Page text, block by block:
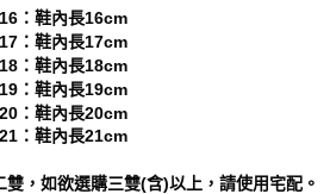
使用他人資訊註冊。若發現惡意使用之情形，
停止該用戶之使用額度並採取法律行動。
16：鞋內長16cm
17：鞋內長17cm
18：鞋內長18cm
19：鞋內長19cm
20：鞋內長20cm
21：鞋內長21cm
，如欲選購三雙(含)以上，請使用宅配。